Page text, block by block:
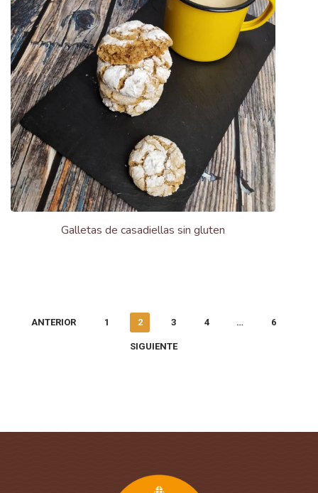
Galletas de casadiellas sin gluten
ANTERIOR 1 2 3 4 … 6
SIGUIENTE